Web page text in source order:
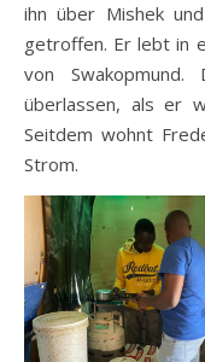
ihn über Mishek
getroffen. Er lebt in
von
überlassen, als er
Seitdem wohnt
Strom.